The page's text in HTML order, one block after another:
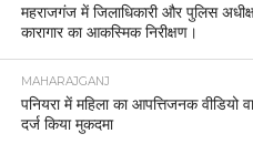
महराजगंज में जिलाधिकारी और पुलिस
कारागार का आकस्मिक निरीक्षण।
MAHARAJGANJ
पनियरा में महिला का आपत्तिजनक वीडियो
दर्ज किया मुकदमा